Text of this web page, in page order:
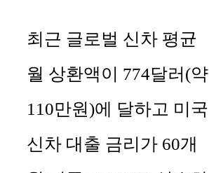
최근 글로벌 신차 평균
월 상환액이 774달러(약
110만원)에 달하고 미국
신차 대출 금리가 60개